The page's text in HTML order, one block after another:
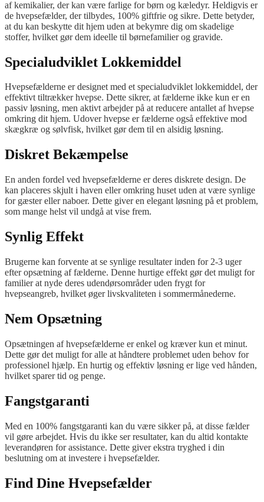
af kemikalier, der kan være farlige for børn og kæledyr. Heldigvis er
de hvepsefælder, der tilbydes, 100% giftfrie og sikre. Dette betyder,
at du kan beskytte dit hjem uden at bekymre dig om skadelige
stoffer, hvilket gør dem ideelle til børnefamilier og gravide.
Specialudviklet Lokkemiddel
Hvepsefælderne er designet med et specialudviklet lokkemiddel, der
effektivt tiltrækker hvepse. Dette sikrer, at fælderne ikke kun er en
passiv løsning, men aktivt arbejder på at reducere antallet af hvepse
omkring dit hjem. Udover hvepse er fælderne også effektive mod
skægkræ og sølvfisk, hvilket gør dem til en alsidig løsning.
Diskret Bekæmpelse
En anden fordel ved hvepsefælderne er deres diskrete design. De
kan placeres skjult i haven eller omkring huset uden at være synlige
for gæster eller naboer. Dette giver en elegant løsning på et problem,
som mange helst vil undgå at vise frem.
Synlig Effekt
Brugerne kan forvente at se synlige resultater inden for 2-3 uger
efter opsætning af fælderne. Denne hurtige effekt gør det muligt for
familier at nyde deres udendørsområder uden frygt for
hvepseangreb, hvilket øger livskvaliteten i sommermånederne.
Nem Opsætning
Opsætningen af hvepsefælderne er enkel og kræver kun et minut.
Dette gør det muligt for alle at håndtere problemet uden behov for
professionel hjælp. En hurtig og effektiv løsning er lige ved hånden,
hvilket sparer tid og penge.
Fangstgaranti
Med en 100% fangstgaranti kan du være sikker på, at disse fælder
vil gøre arbejdet. Hvis du ikke ser resultater, kan du altid kontakte
leverandøren for assistance. Dette giver ekstra tryghed i din
beslutning om at investere i hvepsefælder.
Find Dine Hvepsefælder